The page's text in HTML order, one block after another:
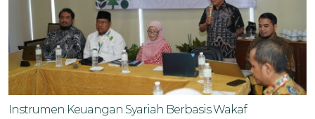
Instrumen Keuangan Syariah Berbasis Wakaf